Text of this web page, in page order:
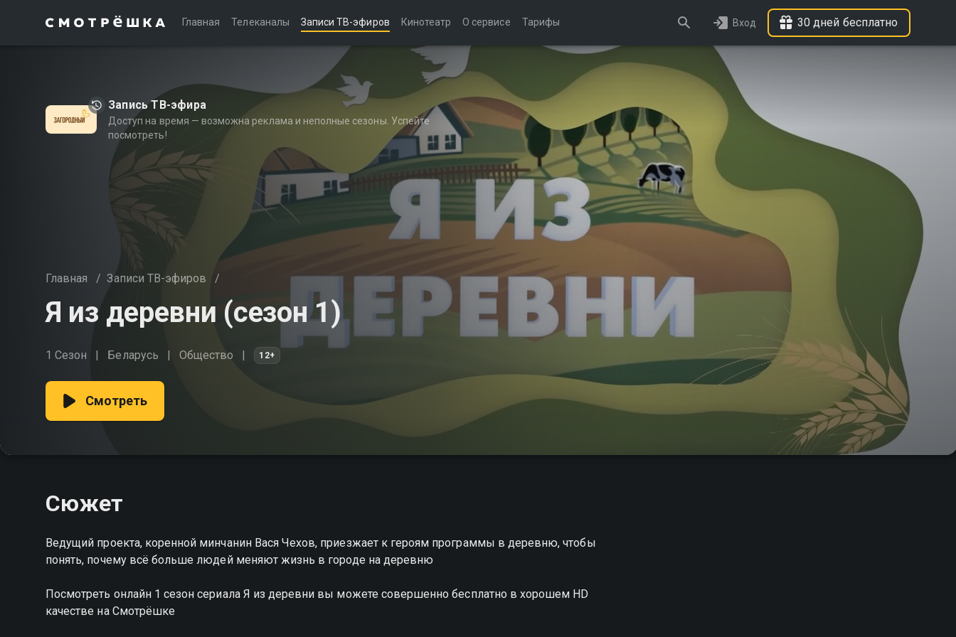
Главная Телеканалы Записи ТВ-эфиров Кинотеатр О сервисе Тарифы Вход 30 дней бесплатно
Запись ТВ-эфира
Доступ на время — возможна реклама и неполные сезоны. Успейте
посмотреть!
Главная / Записи ТВ-эфиров /
Я из деревни (сезон 1)
1 Сезон Беларусь Общество 12+
Смотреть
Сюжет
Ведущий проекта, коренной минчанин Вася Чехов, приезжает к героям программы в деревню, чтобы
понять, почему всё больше людей меняют жизнь в городе на деревню
Посмотреть онлайн 1 сезон сериала Я из деревни вы можете совершенно бесплатно в хорошем HD
качестве на Смотрёшке